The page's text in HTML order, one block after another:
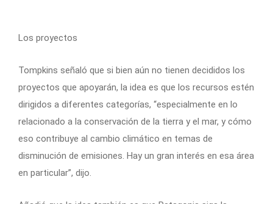
Los proyectos
Tompkins señaló que si bien aún no tienen decididos los
proyectos que apoyarán, la idea es que los recursos estén
dirigidos a diferentes categorías, “especialmente en lo
relacionado a la conservación de la tierra y el mar, y cómo
eso contribuye al cambio climático en temas de
disminución de emisiones. Hay un gran interés en esa área
en particular”, dijo.